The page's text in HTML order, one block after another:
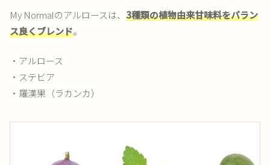
My Normalのアルロースは、 3種類の植物由来甘味料をバラン
ス良くブレンド。
・アルロース
・ステビア
・羅漢果（ラカンカ）